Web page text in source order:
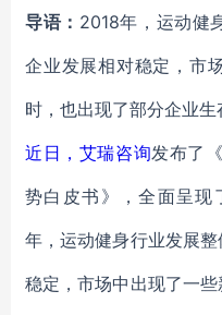
导语： 2018年，运动健
企业发展相对稳定，市
时，也出现了部分企业生
近日， 艾瑞咨询发布了
势白皮书》，全面呈现
年，运动健身行业发展
稳定，市场中出现了一